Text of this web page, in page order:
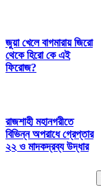
জুয়া খেলে বাগমারায় জিরো
থেকে হিরো কে এই
ফিরোজ?
রাজশাহী মহানগরীতে
বিভিন্ন অপরাধে গ্রেপ্তার
২২ ও মাদকদ্রব্য উদ্ধার